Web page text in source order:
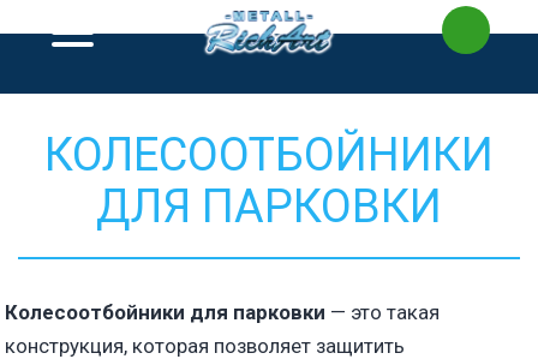
Перейти
КОЛЕСООТБОЙНИКИ
ДЛЯ ПАРКОВКИ
Колесоотбойники для парковки — это такая
конструкция, которая позволяет защитить